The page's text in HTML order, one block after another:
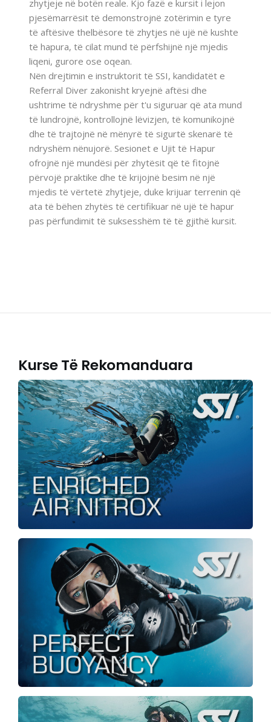
zhytjeje në botën reale. Kjo fazë e kursit i lejon
pjesëmarrësit të demonstrojnë zotërimin e tyre
të aftësive thelbësore të zhytjes në ujë në kushte
të hapura, të cilat mund të përfshijnë një mjedis
liqeni, gurore ose oqean.
Nën drejtimin e instruktorit të SSI, kandidatët e
Referral Diver zakonisht kryejnë aftësi dhe
ushtrime të ndryshme për t'u siguruar që ata mund
të lundrojnë, kontrollojnë lëvizjen, të komunikojnë
dhe të trajtojnë në mënyrë të sigurtë skenarë të
ndryshëm nënujorë. Sesionet e Ujit të Hapur
ofrojnë një mundësi për zhytësit që të fitojnë
përvojë praktike dhe të krijojnë besim në një
mjedis të vërtetë zhytjeje, duke krijuar terrenin që
ata të bëhen zhytës të certifikuar në ujë të hapur
pas përfundimit të suksesshëm të të gjithë kursit.
Kurse Të Rekomanduara